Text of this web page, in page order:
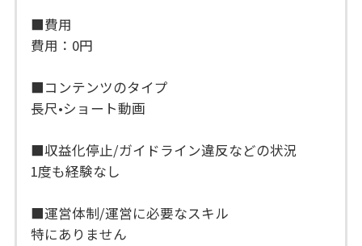
■費用
費用：0円
■コンテンツのタイプ
長尺•ショート動画
■収益化停止/ガイドライン違反などの状況
1度も経験なし
■運営体制/運営に必要なスキル
特にありません